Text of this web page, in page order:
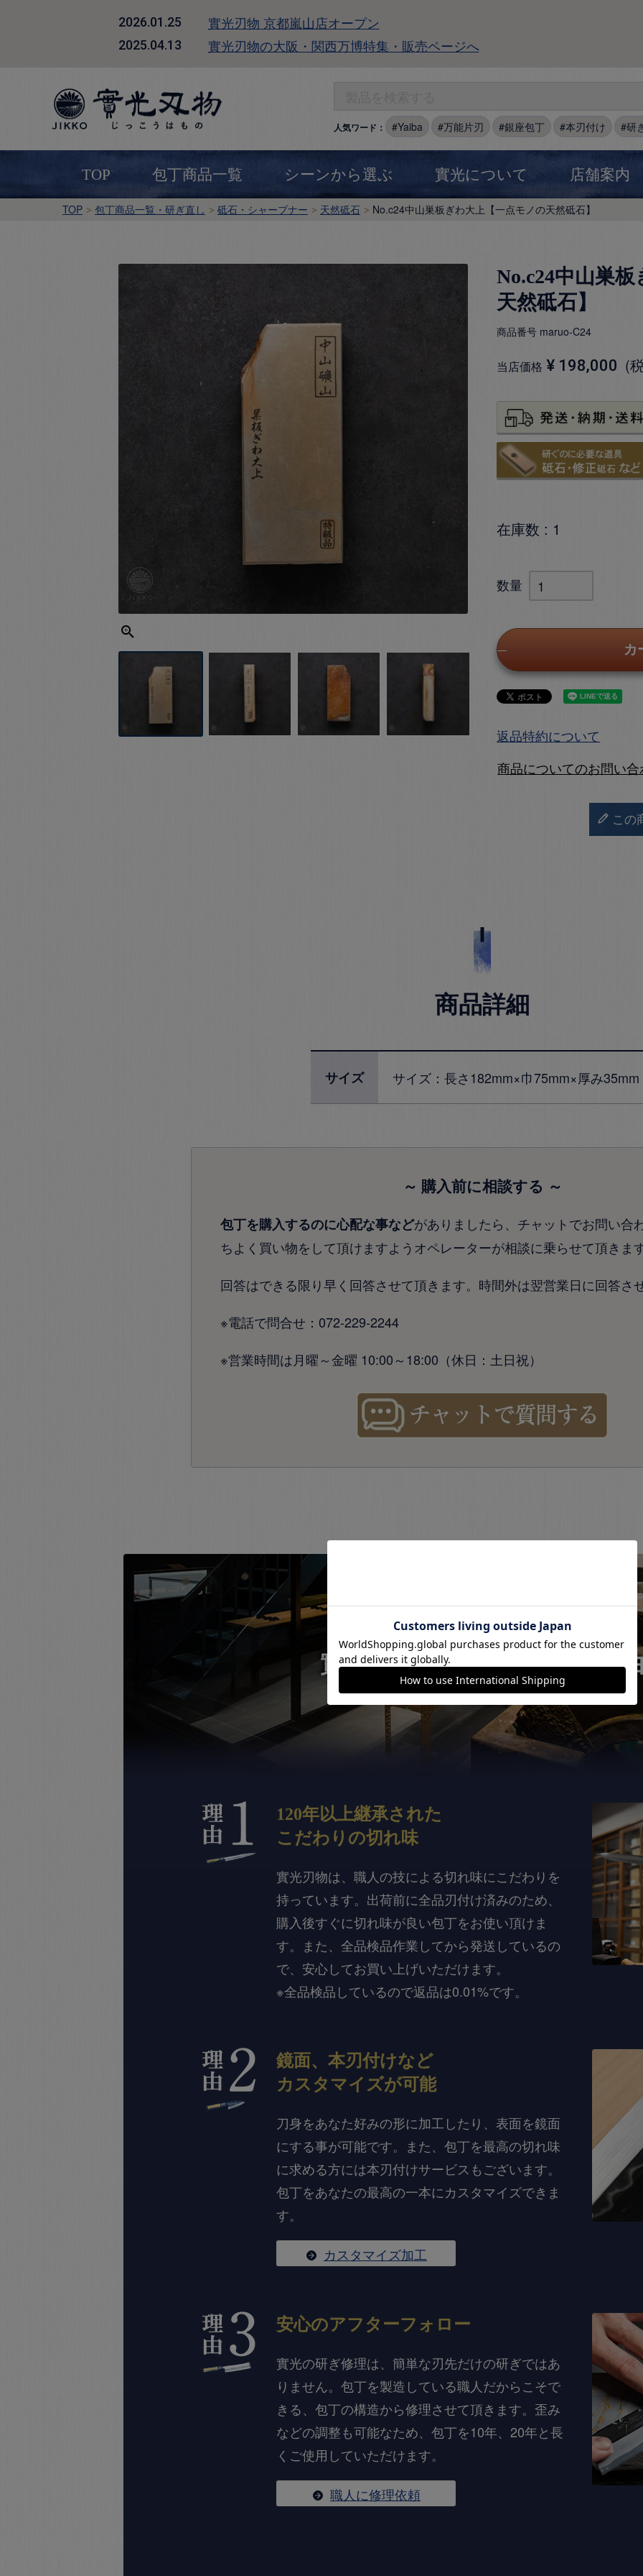
2026.01.25 實光刃物 京都嵐山店オープン
2025.04.13 實光刃物の大阪・関西万博特集・販売ページへ
人気ワード： Yaiba 万能片刃 銀座包丁 本刃付け 研
TOP 包丁商品一覧 シーンから選ぶ 實光について 店舗案内
TOP 包丁商品一覧・研ぎ直し 砥石・シャープナー 天然砥石 No.c24中山巣板ぎわ大上【一点モノの天然砥石】
No.c24中山巣
天然砥石】
商品番号 maruo-C24
当店価格 ¥ 198,000
在庫数 1
カ
返品特約について
商品についてのお問い
この
商品詳細
サイズ サイズ：長さ182mm×巾75mm×厚み35mm
～ 購入前に相談する ～
包丁を購入するのに心配な事などがありましたら、チャットでお問い合
ちよく買い物をして頂けますようオペレーターが相談に乗らせて頂きま
回答はできる限り早く回答させて頂きます。時間外は翌営業日に回答さ
※電話で問合せ：072-229-2244
※営業時間は月曜～金曜 10:00～18:00（休日：土日祝）
實光刃物が選ばれる3つの理
120年以上継承された
こだわりの切れ味
實光刃物は、職人の技による切れ味にこだわりを
持っています。出荷前に全品刃付け済みのため、
購入後すぐに切れ味が良い包丁をお使い頂けま
す。また、全品検品作業してから発送しているの
で、安心してお買い上げいただけます。
※全品検品しているので返品は0.01%です。
鏡面、本刃付けなど
カスタマイズが可能
刀身をあなた好みの形に加工したり、表面を鏡面
にする事が可能です。また、包丁を最高の切れ味
に求める方には本刃付けサービスもございます。
包丁をあなたの最高の一本にカスタマイズできま
す。
カスタマイズ加工
安心のアフターフォロー
實光の研ぎ修理は、簡単な刃先だけの研ぎではあ
りません。包丁を製造している職人だからこそで
きる、包丁の構造から修理させて頂きます。歪み
などの調整も可能なため、包丁を10年、20年と長
くご使用していただけます。
職人に修理依頼